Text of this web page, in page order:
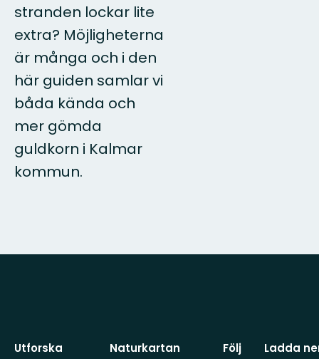
stranden lockar lite
extra? Möjligheterna
är många och i den
här guiden samlar vi
båda kända och
mer gömda
guldkorn i Kalmar
kommun.
Utforska
Naturkartan
Följ
Ladda